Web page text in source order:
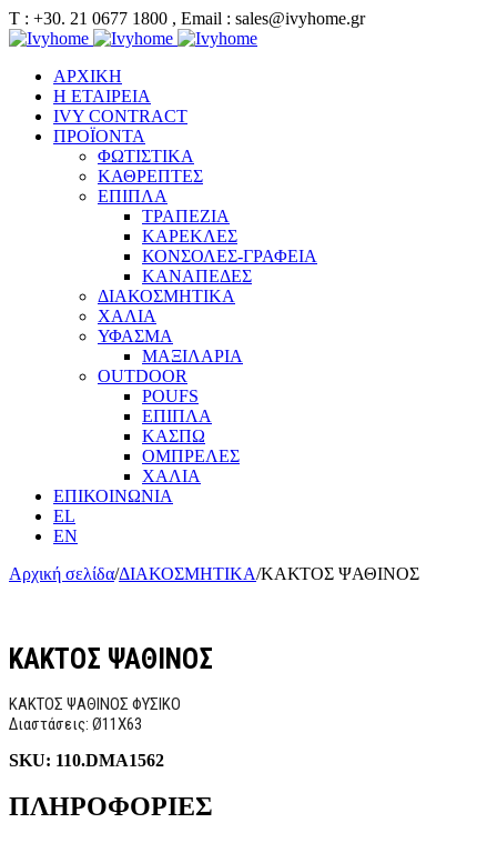
Τ : +30. 21 0677 1800 , Email : sales@ivyhome.gr
ΑΡΧΙΚΗ
Η ΕΤΑΙΡΕΙΑ
IVY CONTRACT
ΠΡΟΪΟΝΤΑ
ΦΩΤΙΣΤΙΚΑ
ΚΑΘΡΕΠΤΕΣ
ΕΠΙΠΛΑ
ΤΡΑΠΕΖΙΑ
ΚΑΡΕΚΛΕΣ
ΚΟΝΣΟΛΕΣ-ΓΡΑΦΕΙΑ
ΚΑΝΑΠΕΔΕΣ
ΔΙΑΚΟΣΜΗΤΙΚΑ
ΧΑΛΙΑ
ΥΦΑΣΜΑ
ΜΑΞΙΛΑΡΙΑ
OUTDOOR
POUFS
ΕΠΙΠΛΑ
ΚΑΣΠΩ
ΟΜΠΡΕΛΕΣ
ΧΑΛΙΑ
ΕΠΙΚΟΙΝΩΝΙΑ
EL
EN
Αρχική σελίδα/ΔΙΑΚΟΣΜΗΤΙΚΑ/ΚΑΚΤΟΣ ΨΑΘΙΝΟΣ
ΚΑΚΤΟΣ ΨΑΘΙΝΟΣ
ΚΑΚΤΟΣ ΨΑΘΙΝΟΣ ΦΥΣΙΚΟ
Διαστάσεις: Ø11X63
SKU: 110.DMA1562
ΠΛΗΡΟΦΟΡΙΕΣ